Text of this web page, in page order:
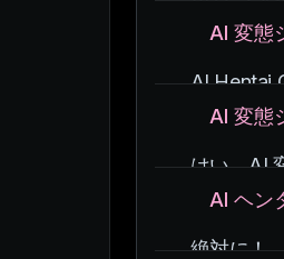
最先端の
AI 変態
AI Hentai
AI はパ
AI 変態
はい、AI
私たちは
AI ヘン
絶対に！